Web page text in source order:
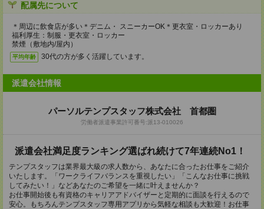
配属先について
＊周辺に飲食店が多い＊デニム・ スニーカーOK＊更衣室・ロッカーあり
福利厚生：制服・更衣室・ロッカー
禁煙（敷地内/屋内）
平均年齢 30代の方が多く活躍しています。
派遣会社情報
パーソルテンプスタッフ株式会社 首都圏
労働者派遣事業許可番号:派13-010026
派遣会社満足度ランキング選ばれ続けて7年連続No1！
テンプスタッフは業界最大級の求人数から、あなたに合ったお仕事をご紹介
いたします。「ワークライフバランスを重視したい」「こんなお仕事に挑戦
してみたい！」などあなたのご希望を一緒に叶えませんか？
お仕事開始後も有資格のキャリアアドバイザーと定期的に面談を行えるので
安心。もちろんテンプスタッフ専用アプリから気軽な相談も大歓迎！お仕事